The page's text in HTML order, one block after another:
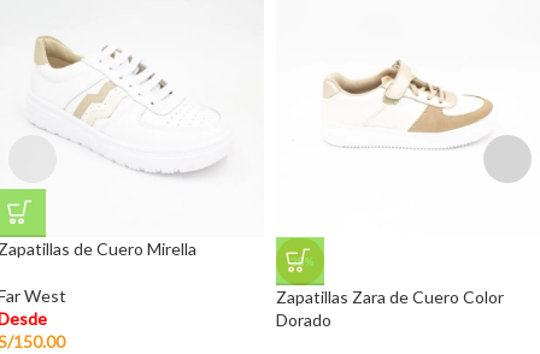
de Cuero Mirella
West
150.00
-38%
Zapatillas Zara de Cuero Color
Dorado